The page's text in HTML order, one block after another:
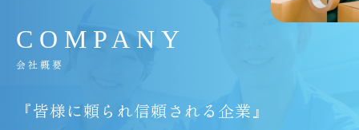
C O M P A N Y
会社概要
『皆様に頼られ信頼される企業』